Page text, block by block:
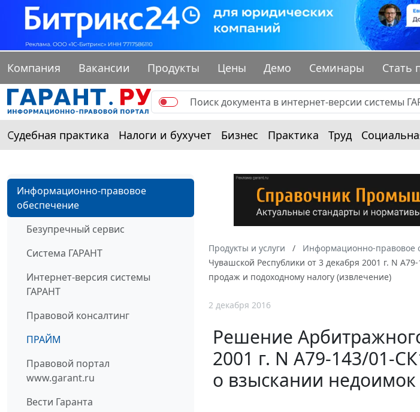
Компания Вакансии Продукты Цены Демо Семинары Стать
Судебная практика Налоги и бухучет Бизнес Практика Труд
Информационно-правовое
обеспечение
Безупречный сервис
Система ГАРАНТ
Интернет-версия системы
ГАРАНТ
Правовой консалтинг
ПРАЙМ
Правовой портал
www.garant.ru
Вести Гаранта
Продукты и услуги Информационно-правовое
Чувашской Республики от 3 декабря 2001 г. N
продаж и подоходному налогу (извлечение)
2 декабря 2016
Решение
2001 г. N А79-143/01-
о взыскании